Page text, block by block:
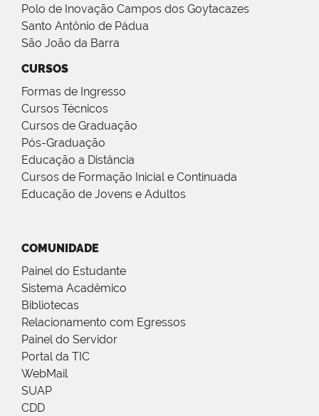
Polo de Inovação Campos dos Goytacazes
Santo Antônio de Pádua
São João da Barra
CURSOS
Formas de Ingresso
Cursos Técnicos
Cursos de Graduação
Pós-Graduação
Educação a Distância
Cursos de Formação Inicial e Continuada
Educação de Jovens e Adultos
COMUNIDADE
Painel do Estudante
Sistema Acadêmico
Bibliotecas
Relacionamento com Egressos
Painel do Servidor
Portal da TIC
WebMail
SUAP
CDD